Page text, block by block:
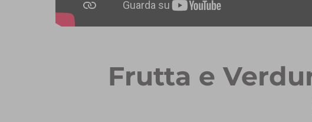
Frutta e